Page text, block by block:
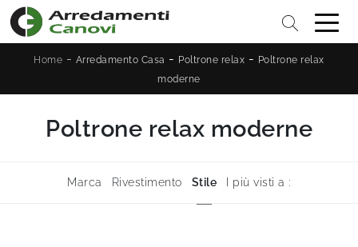
Home - Arredamento Casa - Poltrone relax - Poltrone relax
moderne
Poltrone relax moderne
Marca Rivestimento Stile I più visti a :